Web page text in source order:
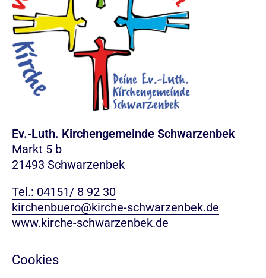
Ev.-Luth. Kirchengemeinde Schwarzenbek
Markt 5 b
21493 Schwarzenbek
Tel.: 04151/ 8 92 30
kirchenbuero@kirche-schwarzenbek.de
www.kirche-schwarzenbek.de
Cookies